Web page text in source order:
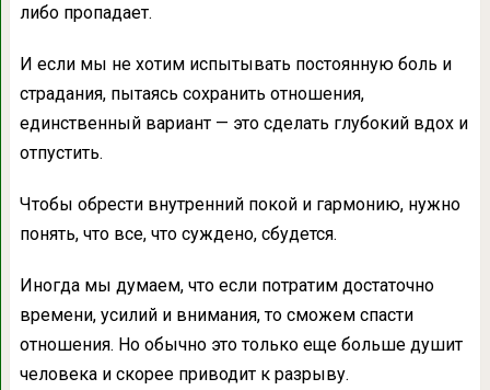
либо пропадает.
И если мы не хотим испытывать постоянную боль и
страдания, пытаясь сохранить отношения,
единственный вариант — это сделать глубокий вдох и
отпустить.
Чтобы обрести внутренний покой и гармонию, нужно
понять, что все, что суждено, сбудется.
Иногда мы думаем, что если потратим достаточно
времени, усилий и внимания, то сможем спасти
отношения. Но обычно это только еще больше душит
человека и скорее приводит к разрыву.